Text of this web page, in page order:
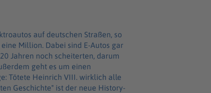
auf deutschen Straßen, so
Million. Dabei sind E-Autos gar
Jahren noch scheiterten, darum
geht es um einen
Tötete Heinrich VIII. wirklich alle